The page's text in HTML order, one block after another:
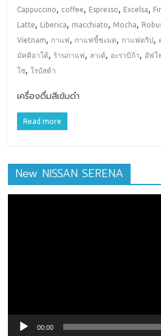
Cappuccino, coffee, Espresso, Excelsa,
Latte, Liberica, macchiato, Mocha,
Vietnam, กาแฟ , กาแฟขี้ชะมด, กาแฟดริป ,
มัคคิอาโต้, ร้านกาแฟ , ลาเต้, อะราบิก้า, อัฟโ
โซ,โรบัสต้า
เครื่องดื่มสีเข้มดำ
Read more
New NISSAN SERENA
00:00